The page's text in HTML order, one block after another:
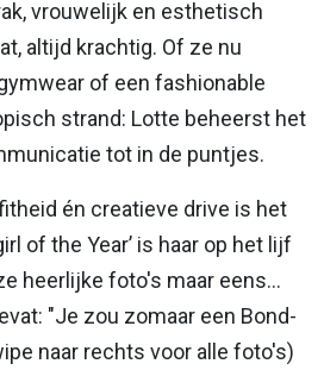
vrouwelijk en esthetisch
altijd krachtig. Of ze nu
of een fashionable
strand: Lotte beheerst het
tot in de puntjes.
én creatieve drive is het
of the Year’ is haar op het lijf
heerlijke foto's maar eens...
"Je zou zomaar een Bond-
naar rechts voor alle foto's)